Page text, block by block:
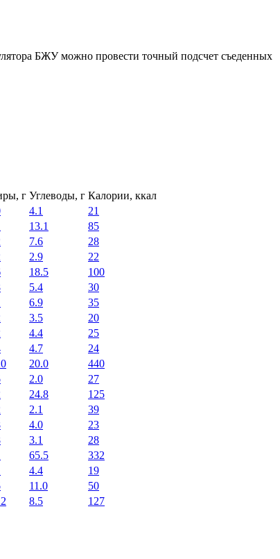
БЖУ можно провести точный подсчет съеденных
г Углеводы, г Калории, ккал
4.1
21
13.1
85
7.6
28
2.9
22
18.5
100
5.4
30
6.9
35
3.5
20
4.4
25
4.7
24
20.0
440
2.0
27
24.8
125
2.1
39
4.0
23
3.1
28
65.5
332
4.4
19
11.0
50
8.5 127